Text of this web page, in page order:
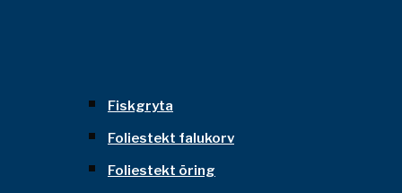
Fiskgryta
Foliestekt falukorv
Foliestekt öring